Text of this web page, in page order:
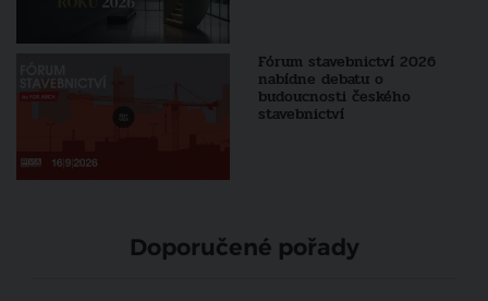
Fórum stavebnictví 2026
nabídne debatu o
budoucnosti českého
stavebnictví
Doporučené pořady